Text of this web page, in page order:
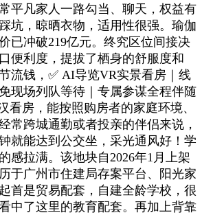
平凡家人一路勾当、聊天，权益有
坑，晾晒衣物，适用性很强。瑜伽
已冲破219亿元。终究区位间接决
便利度，提拔了栖身的舒服度和
流钱，✅ AI导览VR实景看房｜线
现场列队等待｜专属参谋全程伴随
看房，能按照购房者的家庭环境、
常跨城通勤或者投亲的伴侣来说，
就能达到公交坐，采光通风好！学
感拉满。该地块自2026年1月上架
于广州市住建局存案平台、阳光家
首是贸易配套，自建全龄学校，很
中了这里的教育配套。再加上背靠